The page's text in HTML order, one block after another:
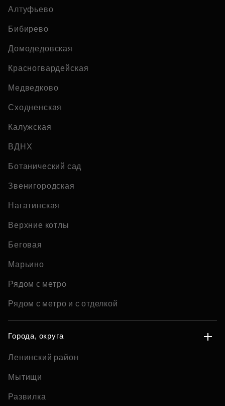
Алтуфьево
Бибирево
Домодедовская
Красногвардейская
Медведково
Сходненская
Калужская
ВДНХ
Ботанический сад
Звенигородская
Нагатинская
Верхние котлы
Беговая
Марьино
Рядом с метро
Рядом с метро и с отделкой
Города, округа
Ленинский район
Мытищи
Развилка